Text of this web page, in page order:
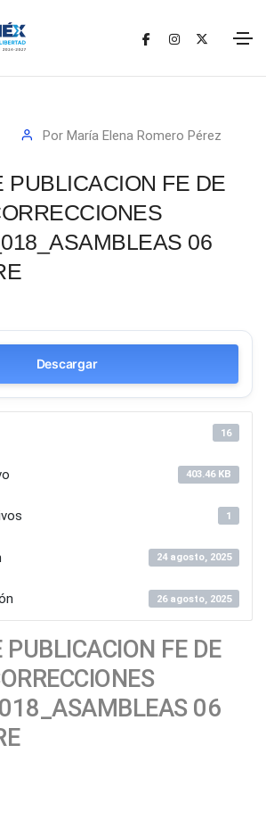
Por María Elena Romero Pérez
PUBLICACION FE DE
06
Descargar
16
403.46 KB
1
24 agosto, 2025
26 agosto, 2025
PUBLICACION FE DE
06